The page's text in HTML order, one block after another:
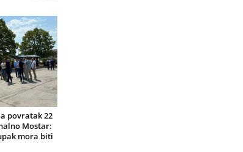
povratak 22
Mostar:
mora biti